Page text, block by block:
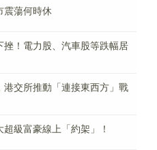
震蕩何時休
挫！電力股、汽車股等跌幅居
港交所推動「連接東西方」戰
級富豪線上「約架」！